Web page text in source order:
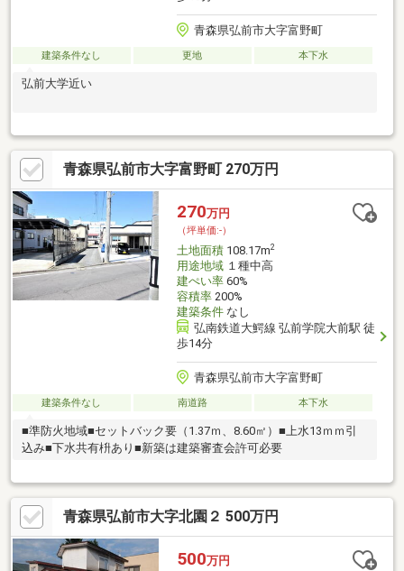
青森県弘前市大字富野町
建築条件なし 更地 本下水
弘前大学近い
青森県弘前市大字富野町 270万円
270万円
（坪単価:-）
土地面積108.17m2
用途地域１種中高
建ぺい率60%
容積率200%
建築条件なし
弘南鉄道大鰐線 弘前学院大前駅 徒
歩14分
青森県弘前市大字富野町
建築条件なし 南道路 本下水
■準防火地域■セットバック要（1.37ｍ、8.60㎡）■上水13ｍｍ引
込み■下水共有枡あり■新築は建築審査会許可必要
青森県弘前市大字北園２ 500万円
500万円